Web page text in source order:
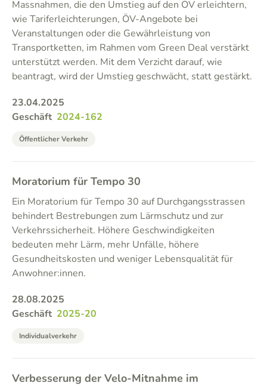
Massnahmen, die den Umstieg auf den ÖV erleichtern,
wie Tariferleichterungen, ÖV-Angebote bei
Veranstaltungen oder die Gewährleistung von
Transportketten, im Rahmen vom Green Deal verstärkt
unterstützt werden. Mit dem Verzicht darauf, wie
beantragt, wird der Umstieg geschwächt, statt gestärkt.
23.04.2025
Geschäft 2024-162
Öffentlicher Verkehr
Moratorium für Tempo 30
Ein Moratorium für Tempo 30 auf Durchgangsstrassen
behindert Bestrebungen zum Lärmschutz und zur
Verkehrssicherheit. Höhere Geschwindigkeiten
bedeuten mehr Lärm, mehr Unfälle, höhere
Gesundheitskosten und weniger Lebensqualität für
Anwohner:innen.
28.08.2025
Geschäft 2025-20
Individualverkehr
Verbesserung der Velo-Mitnahme im